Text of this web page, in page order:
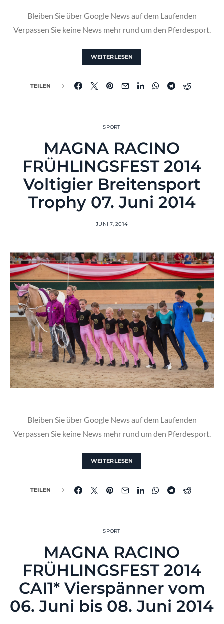
Bleiben Sie über Google News auf dem Laufenden
Verpassen Sie keine News mehr rund um den Pferdesport.
WEITERLESEN
TEILEN
SPORT
MAGNA RACINO
FRÜHLINGSFEST 2014
Voltigier Breitensport
Trophy 07. Juni 2014
JUNI 7, 2014
Bleiben Sie über Google News auf dem Laufenden
Verpassen Sie keine News mehr rund um den Pferdesport.
WEITERLESEN
TEILEN
SPORT
MAGNA RACINO
FRÜHLINGSFEST 2014
CAI1* Vierspänner vom
06. Juni bis 08. Juni 2014